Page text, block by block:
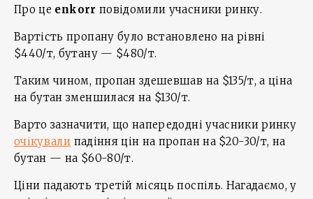
Про це enkorr повідомили учасники ринку.
Вартість пропану було встановлено на рівні
$440/т, бутану — $480/т.
Таким чином, пропан здешевшав на $135/т, а ціна
на бутан зменшилася на $130/т.
Варто зазначити, що напередодні учасники ринку
очікували падіння цін на пропан на $20-30/т, на
бутан — на $60-80/т.
Ціни падають третій місяць поспіль. Нагадаємо, у